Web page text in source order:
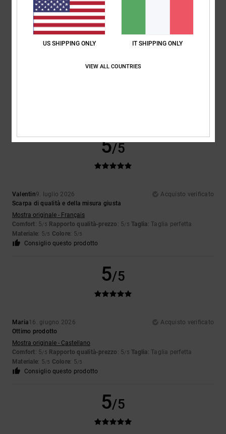
5/5
Valentin9. luglio 2026
Acquisto verificato
Scarpa di qualità e della misura giusta
Mostra originale - Français
Comfort: 5/5 Rapporto qualità-prezzo : 5/5 Taglia: Taglia perfetta
Materiale: 5/5 Colore: 5/5
Consiglio questo prodotto
5/5
Maria16. giugno 2026
Acquisto verificato
Ottimo prodotto
Mostra originale - Castellano
Comfort: 5/5 Rapporto qualità-prezzo : 5/5 Taglia: Taglia perfetta
Materiale: 5/5 Colore: 5/5
Consiglio questo prodotto
5/5
US SHIPPING ONLY IT SHIPPING ONLY
VIEW ALL COUNTRIES